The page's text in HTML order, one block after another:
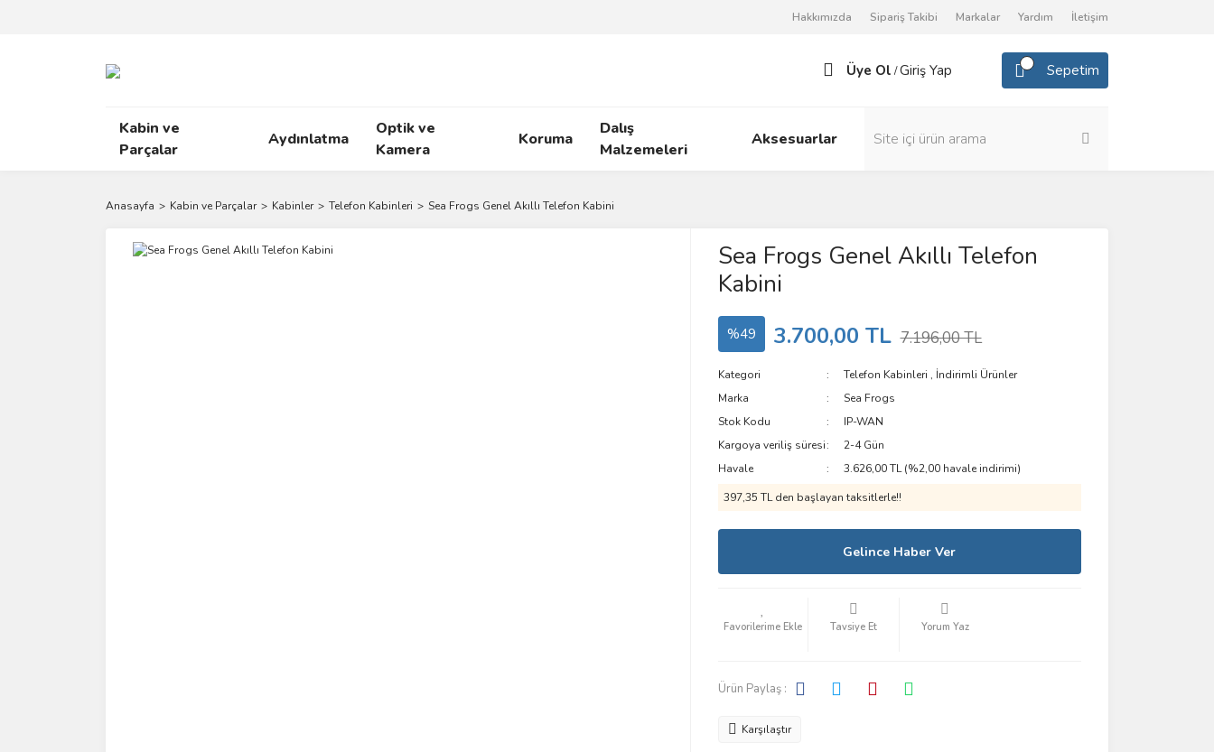
Hakkımızda Sipariş Takibi Markalar Yardım İletişim
Üye Ol /Giriş Yap Sepetim
Kabin ve
Parçalar
Aydınlatma
Optik ve
Kamera
Koruma
Dalış
Malzemeleri
Aksesuarlar
Anasayfa Kabin ve Parçalar Kabinler Telefon Kabinleri Sea Frogs Genel Akıllı Telefon Kabini
Sea Frogs Genel Akıllı Telefon
Kabini
%49 3.700,00 TL 7.196,00 TL
Kategori Telefon Kabinleri , İndirimli Ürünler
Marka
Sea Frogs
Stok Kodu
IP-WAN
Kargoya veriliş süresi
2-4 Gün
Havale
3.626,00 TL (%2,00 havale indirimi)
397,35 TL den başlayan taksitlerle!!
Gelince Haber Ver
Tavsiye Et Yorum Yaz
Ürün Paylaş :
Karşılaştır